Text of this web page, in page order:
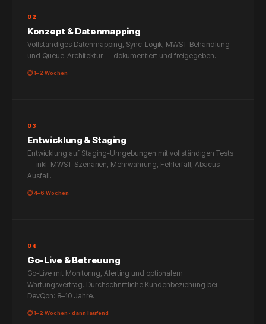
02
Konzept & Datenmapping
Vollständiges Datenmapping, Sync-Logik, MWST-Behandlung
und Queue-Architektur — dokumentiert und freigegeben.
⏱ 1–2 Wochen
03
Entwicklung & Staging
Entwicklung auf Staging-Umgebungen mit vollständigen Tests
— inkl. MWST-Szenarien, Mehrwährung, Fehlerfall, Abacus-
Ausfall.
⏱ 4–6 Wochen
04
Go-Live & Betreuung
Go-Live mit Monitoring, Alerting und optionalem
Wartungsvertrag. Durchschnittliche Kundenbeziehung bei
DevQon: 8–10 Jahre.
⏱ 1–2 Wochen · dann laufend